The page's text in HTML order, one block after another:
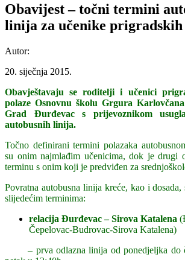
Obavijest – točni termini
linija za učenike prigradskih
Autor:
20. siječnja 2015.
Obavještavaju se roditelji i učenici
polaze Osnovnu školu Grgura
Grad Đurđevac s prijevoznikom
autobusnih linija.
Točno definirani termini polazaka
su onim najmlađim učenicima, dok je drugi
terminu s onim koji je predviđen za
Povratna autobusna linija kreće, kao i
slijedećim terminima:
relacija Đurđevac – Sirova Katalena
Čepelovac-Budrovac-Sirova Katalena)
– prva odlazna linija od ponedjeljka do